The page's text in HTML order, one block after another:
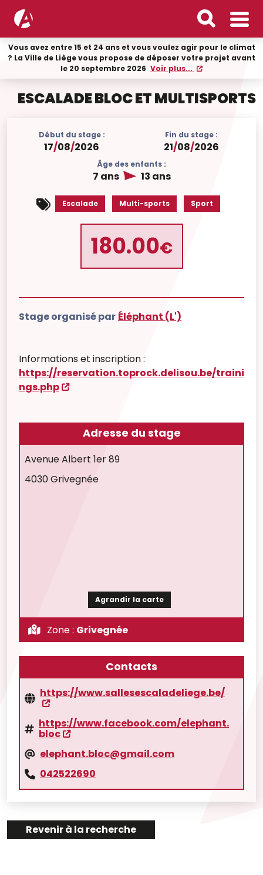
Vous avez entre 15 et 24 ans et vous voulez agir pour le climat
? La Ville de Liège vous propose de déposer votre projet avant
le 20 septembre 2026 Voir plus...
ESCALADE BLOC ET MULTISPORTS
Début du stage :
17/08/2026
Fin du stage :
21/08/2026
Âge des enfants :
7 ans 13 ans
Escalade Multi-sports Sport
180.00€
Stage organisé par Éléphant (L')
Informations et inscription :
https://reservation.toprock.delisou.be/traini
ngs.php
Adresse du stage
Avenue Albert 1er 89
4030 Grivegnée
Agrandir la carte
Zone : Grivegnée
Contacts
https://www.sallesescaladeliege.be/
https://www.facebook.com/elephant.
bloc
elephant.bloc@gmail.com
042522690
Revenir à la recherche